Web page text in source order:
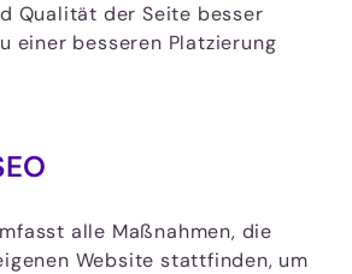
Qualität der Seite besser
einer besseren Platzierung
alle Maßnahmen, die
Website stattfinden, um